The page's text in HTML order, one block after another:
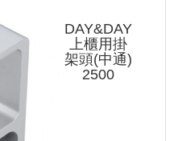
DAY&DAY
上櫃用掛
架頭(中通)
2500